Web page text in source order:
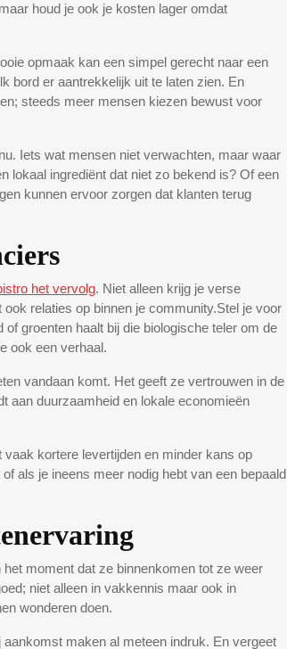
houd je ook je kosten lager omdat
opmaak kan een simpel gerecht naar een
bord er aantrekkelijk uit te laten zien. En
steeds meer mensen kiezen bewust voor
Iets wat mensen niet verwachten, maar waar
lokaal ingrediënt dat niet zo bekend is? Of een
kunnen ervoor zorgen dat klanten terug
het vervolg. Niet alleen krijg je verse
relaties op binnen je community.Stel je voor
groenten haalt bij die biologische teler om de
ook een verhaal.
vandaan komt. Het geeft ze vertrouwen in de
aan duurzaamheid en lokale economieën
kortere levertijden en minder kans op
als je ineens meer nodig hebt van een bepaald
moment dat ze binnenkomen tot ze weer
niet alleen in vakkennis maar ook in
wonderen doen.
maken al meteen indruk. En vergeet